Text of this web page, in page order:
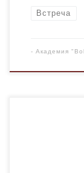
Встреча
- Академия